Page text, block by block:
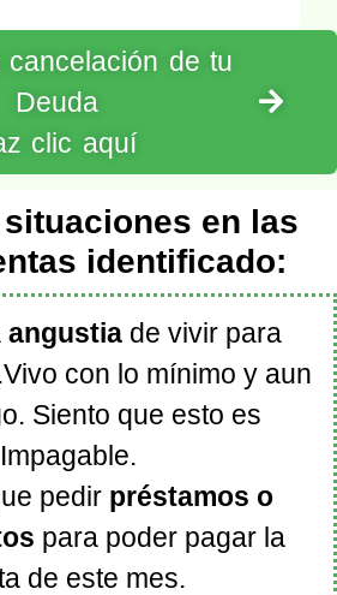
cancelación de tu
Deuda
clic aquí
en las
identificado:
angustiade vivir para
con lo mínimo y aun
Siento que esto es
Impagable.
pedir préstamos o
para poder pagar la
de este mes.